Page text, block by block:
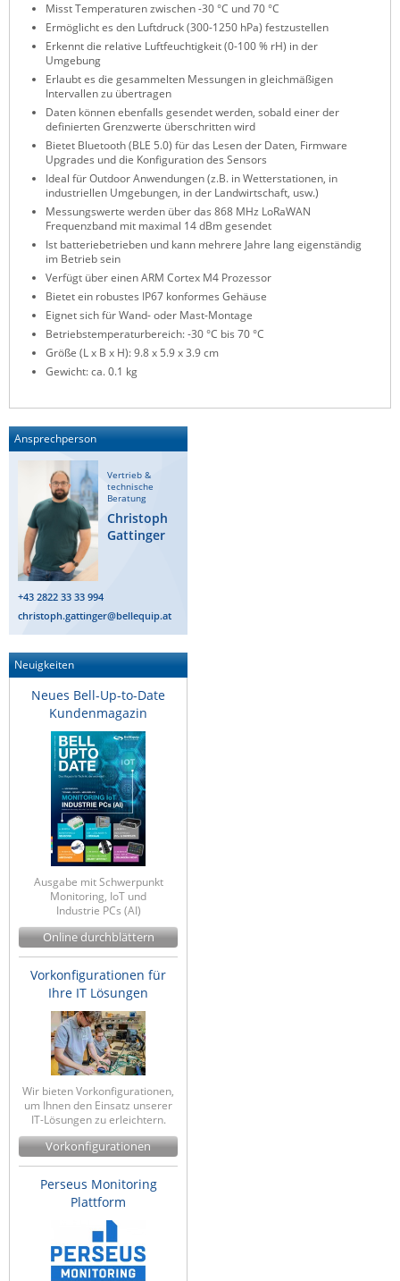
WATTECO
Westermo
Yuasa
ZPE Systems
News zu unseren Herstellern
Misst Temperaturen zwischen -30 °C und 70 °C
Ermöglicht es den Luftdruck (300-1250 hPa) festzustellen
Erkennt die relative Luftfeuchtigkeit (0-100 % rH) in der
Umgebung
Erlaubt es die gesammelten Messungen in gleichmäßigen
Intervallen zu übertragen
Daten können ebenfalls gesendet werden, sobald einer der
definierten Grenzwerte überschritten wird
Bietet Bluetooth (BLE 5.0) für das Lesen der Daten, Firmware
Upgrades und die Konfiguration des Sensors
Ideal für Outdoor Anwendungen (z.B. in Wetterstationen, in
industriellen Umgebungen, in der Landwirtschaft, usw.)
Messungswerte werden über das 868 MHz LoRaWAN
Frequenzband mit maximal 14 dBm gesendet
Ist batteriebetrieben und kann mehrere Jahre lang eigenständig
im Betrieb sein
Verfügt über einen ARM Cortex M4 Prozessor
Bietet ein robustes IP67 konformes Gehäuse
Eignet sich für Wand- oder Mast-Montage
Betriebstemperaturbereich: -30 °C bis 70 °C
Größe (L x B x H): 9.8 x 5.9 x 3.9 cm
Gewicht: ca. 0.1 kg
Ansprechperson
Vertrieb &
technische
Beratung
Christoph
Gattinger
+43 2822 33 33 994
christoph.gattinger@bellequip.at
Neuigkeiten
Neues Bell-Up-to-Date
Kundenmagazin
Ausgabe mit Schwerpunkt
Monitoring, IoT und
Industrie PCs (AI)
Online durchblättern
Vorkonfigurationen für
Ihre IT Lösungen
Wir bieten Vorkonfigurationen,
um Ihnen den Einsatz unserer
IT-Lösungen zu erleichtern.
Vorkonfigurationen
Perseus Monitoring
Plattform